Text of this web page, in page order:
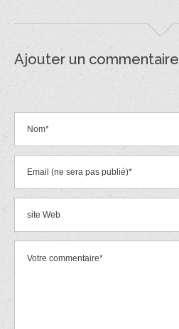
Ajouter un commentaire